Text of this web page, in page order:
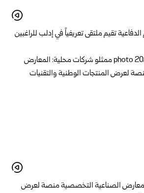
تقيم ملتقى تعريفياً في إدلب للراغبين
الصناعية التخصصية منصة لعرض